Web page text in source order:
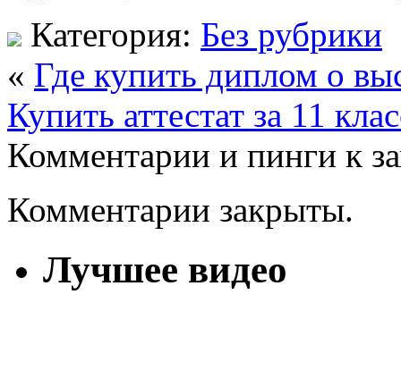
Категория: Без рубрики
« Где купить диплом о
Купить аттестат за 11
Комментарии и пинги к
Комментарии закрыты.
Лучшее видео